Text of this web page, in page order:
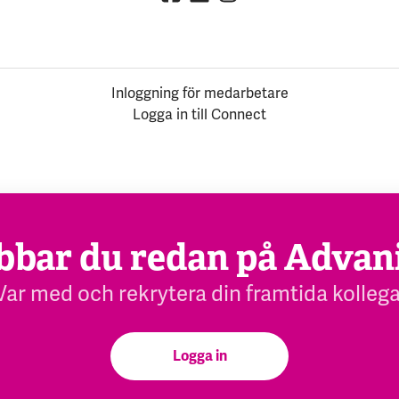
Inloggning för medarbetare
Logga in till Connect
du redan på
med och rekrytera din framtida
Logga in